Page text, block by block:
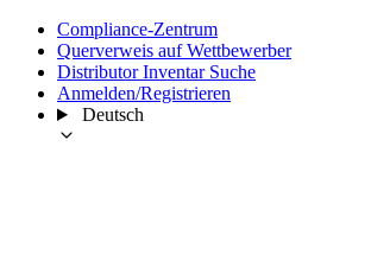
Compliance-Zentrum
Querverweis auf Wettbewerber
Distributor Inventar Suche
Anmelden/Registrieren
Deutsch